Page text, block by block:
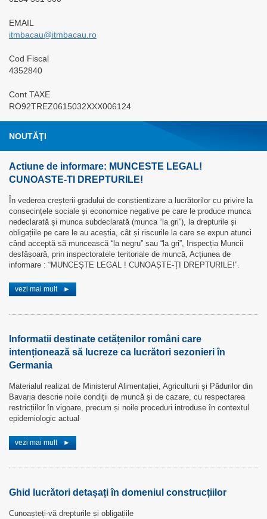
EMAIL
itmbacau@itmbacau.ro
Cod Fiscal
4352840
Cont TAXE
RO92TREZ0615032XXX006124
NOUTĂŢI
Actiune de informare: MUNCESTE LEGAL!
CUNOASTE-TI DREPTURILE!
În vederea creșterii gradului de conștientizare a lucrătorilor cu privire la
consecințele sociale și economice negative pe care le produce munca
nedeclarată și munca subdeclarată (munca “la gri”), la drepturile și
obligațiile pe care le au aceștia, cât și riscurile la care se expun atunci
când acceptă să muncească “la negru” sau “la gri”, Inspecția Muncii
desfășoară, prin inspectoratele teritoriale de muncă, Acțiunea de
informare : “MUNCEȘTE LEGAL ! CUNOAȘTE-ȚI DREPTURILE!”.
vezi mai mult ►
Informatii destinate cetățenilor români care
intenționează să lucreze ca lucrători sezonieri în
Germania
Materialul realizat de Ministerul Alimentației, Agriculturii și Pădurilor din
Bavaria descrie noile condiții de muncă și de cazare, cu respectarea
restricțiilor în vigoare, precum și noile proceduri introduse în contextul
epidemiologic actual
vezi mai mult ►
Ghid lucrători detașați în domeniul construcțiilor
Cunoașteți-vă drepturile și obligațiile